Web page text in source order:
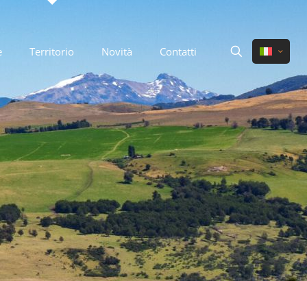
Territorio Novità Contatti